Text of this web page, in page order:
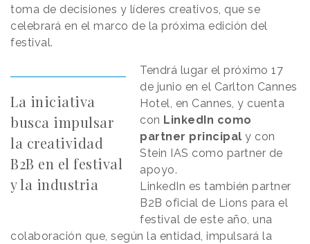
toma de decisiones y líderes creativos, que se
celebrará en el marco de la próxima edición del
festival.
La iniciativa
busca impulsar
la creatividad
B2B en el festival
y la industria
Tendrá lugar el próximo 17
de junio en el Carlton Cannes
Hotel, en Cannes, y cuenta
con LinkedIn como
partner principal y con
Stein IAS como partner de
apoyo.
LinkedIn es también partner
B2B oficial de Lions para el
festival de este año, una
colaboración que, según la entidad, impulsará la